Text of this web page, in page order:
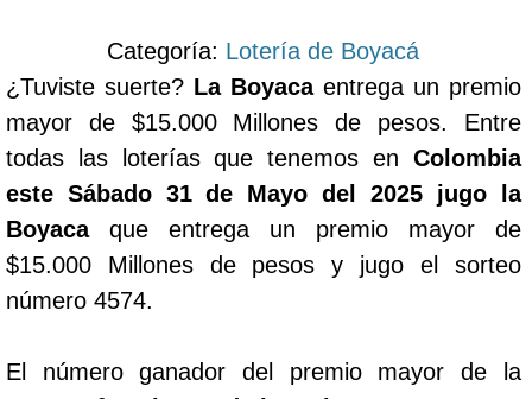
Categoría: Lotería de Boyacá
¿Tuviste suerte? La Boyacaentrega un premio
mayor de $15.000 Millones de pesos. Entre
todas las loterías que tenemos en Colombia
este Sábado 31 de Mayo del 2025 jugo la
Boyacaque entrega un premio mayor de
$15.000 Millones de pesos y jugo el sorteo
número 4574.
El número ganador del premio mayor de la